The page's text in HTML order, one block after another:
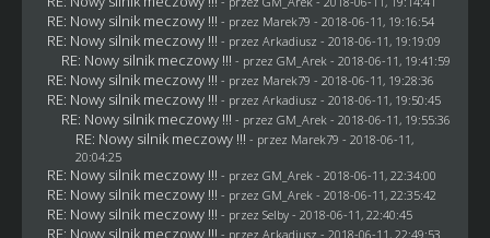
RE: Nowy silnik meczowy !!! - przez Marek79 - 2018-06-11, 19:16:54
RE: Nowy silnik meczowy !!! - przez Arkadiusz - 2018-06-11, 19:19:09
RE: Nowy silnik meczowy !!! - przez GM_Arek - 2018-06-11, 19:41:59
RE: Nowy silnik meczowy !!! - przez Marek79 - 2018-06-11, 19:28:36
RE: Nowy silnik meczowy !!! - przez Arkadiusz - 2018-06-11, 19:50:45
RE: Nowy silnik meczowy !!! - przez GM_Arek - 2018-06-11, 19:55:36
RE: Nowy silnik meczowy !!! - przez Marek79 - 2018-06-11,
20:04:25
RE: Nowy silnik meczowy !!! - przez GM_Arek - 2018-06-11, 22:34:00
RE: Nowy silnik meczowy !!! - przez GM_Arek - 2018-06-11, 22:35:42
RE: Nowy silnik meczowy !!! - przez Selby- 2018-06-11, 22:40:45
RE: Nowy silnik meczowy !!! - przez Arkadiusz - 2018-06-11, 22:49:53